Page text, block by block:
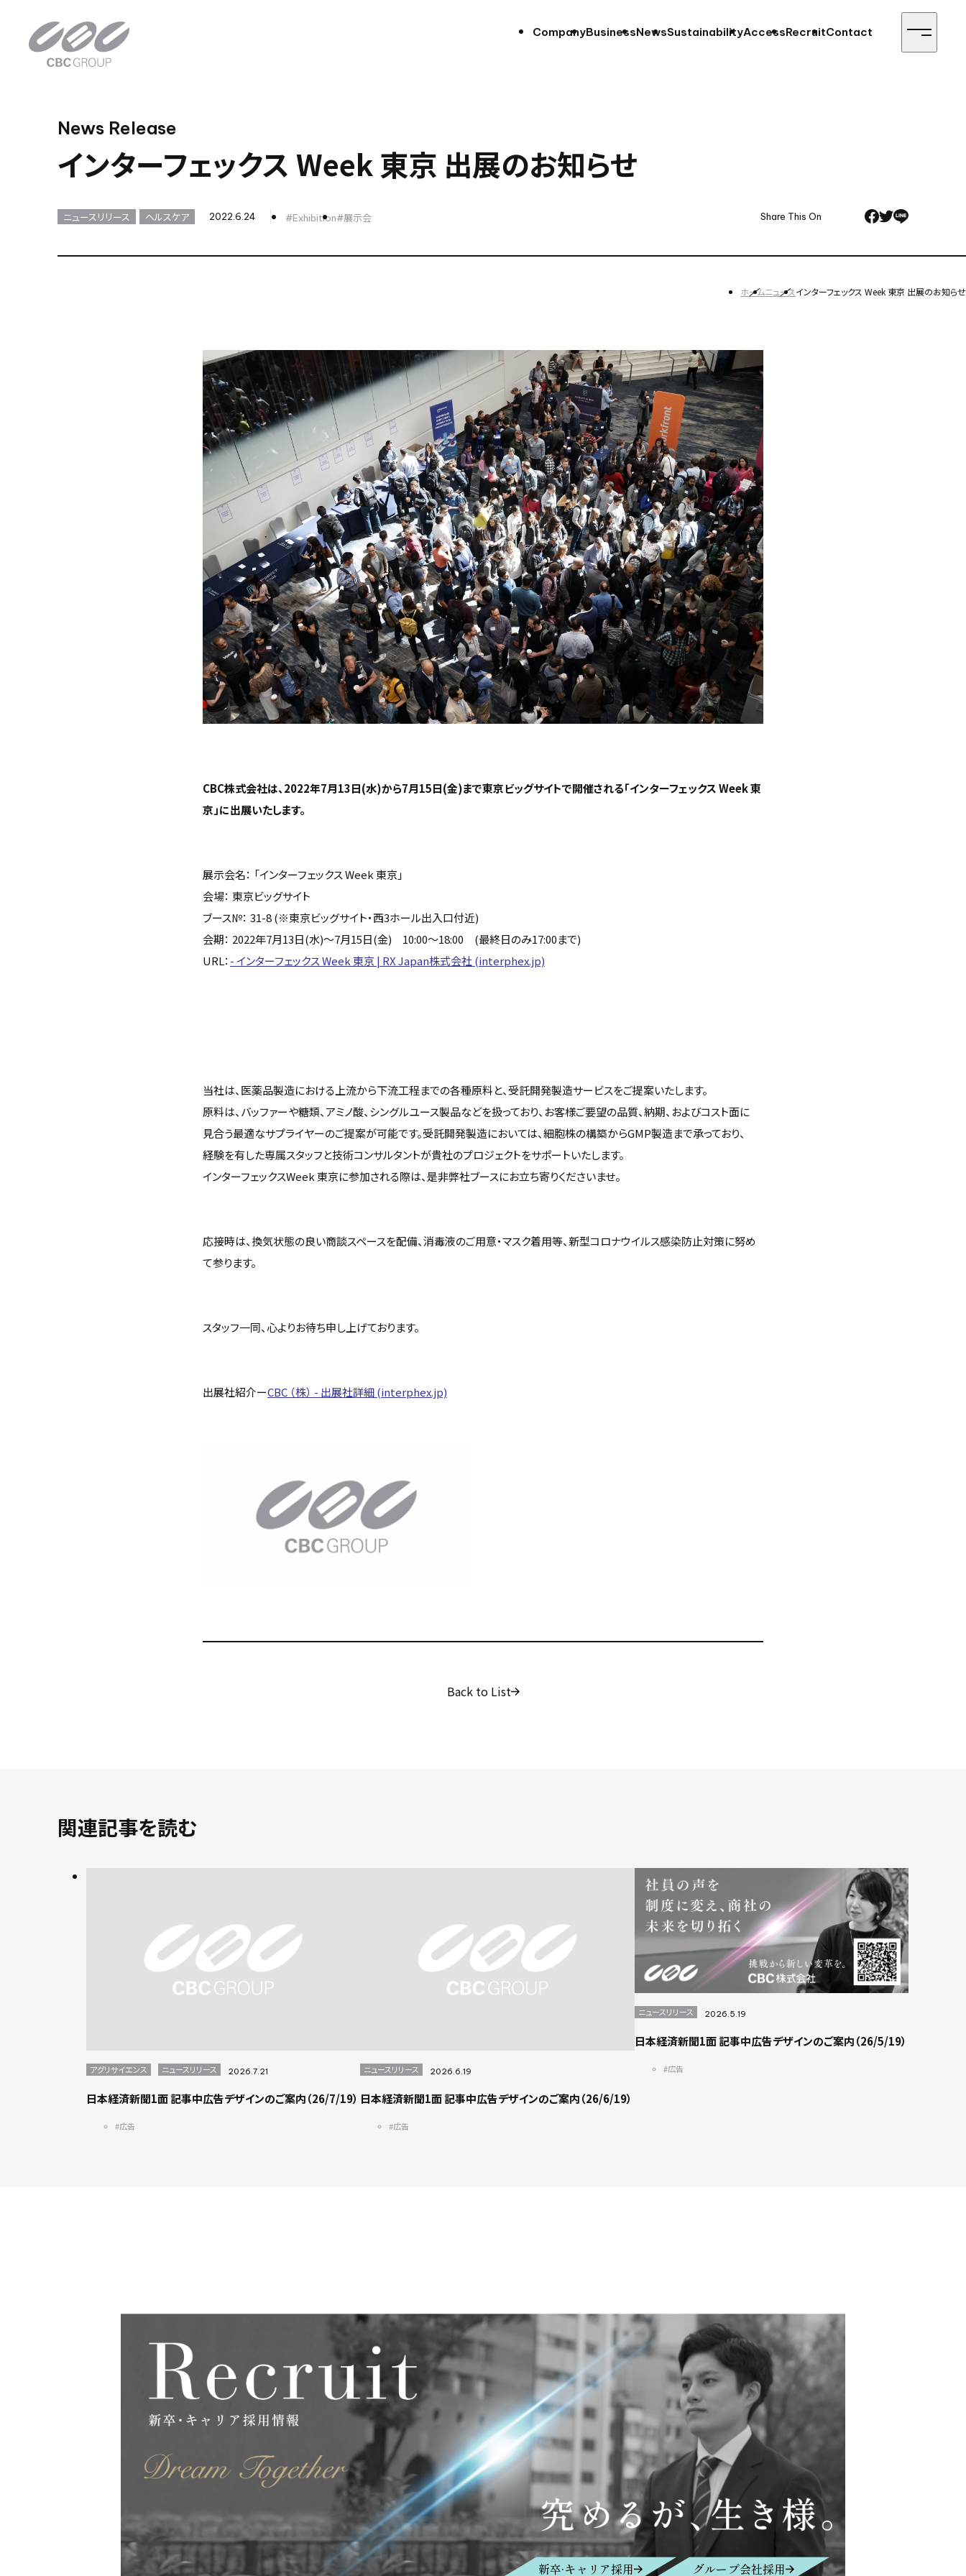
CompanyBusinessNewsSustainabilityAccessRecruitContact
News Release
インターフェックス Week 東京 出展のお知らせ
ニュースリリース ヘルスケア 2022.6.24 #Exhibition#展示会 Share This On
ホームニュースインターフェックス Week 東京 出展のお知らせ
CBC株式会社は、2022年7月13日(水)から7月15日(金)まで東京ビッグサイトで開催される「インターフェックス Week 東
京」に出展いたします。
展示会名： 「インターフェックス Week 東京」
会場： 東京ビッグサイト
ブース№： 31-8 (※東京ビッグサイト・西3ホール出入口付近)
会期： 2022年7月13日(水)～7月15日(金) 10:00～18:00 (最終日のみ17:00まで)
URL： - インターフェックス Week 東京 | RX Japan株式会社 (interphex.jp)
当社は、医薬品製造における上流から下流工程までの各種原料と、受託開発製造サービスをご提案いたします。
原料は、バッファーや糖類、アミノ酸、シングルユース製品などを扱っており、お客様ご要望の品質、納期、およびコスト面に
見合う最適なサプライヤーのご提案が可能です。受託開発製造においては、細胞株の構築からGMP製造まで承っており、
経験を有した専属スタッフと技術コンサルタントが貴社のプロジェクトをサポートいたします。
インターフェックスWeek 東京に参加される際は、是非弊社ブースにお立ち寄りくださいませ。
応接時は、換気状態の良い商談スペースを配備、消毒液のご用意・マスク着用等、新型コロナウイルス感染防止対策に努め
て参ります。
スタッフ一同、心よりお待ち申し上げております。
出展社紹介ーCBC （株） - 出展社詳細 (interphex.jp)
Back to List
関連記事を読む
アグリサイエンス ニュースリリース 2026.7.21
日本経済新聞1面 記事中広告デザインのご案内（26/7/19）
#広告
ニュースリリース 2026.6.19
日本経済新聞1面 記事中広告デザインのご案内（26/6/19）
#広告
ニュースリリース 2026.5.19
日本経済新聞1面 記事中広告デザインのご案内（26/5/19）
#広告
新卒·キャリア採用 グループ会社採用